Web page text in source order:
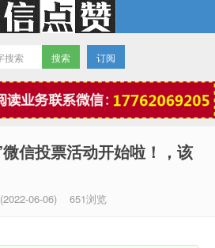
订阅
信投票活动开始啦！，该
06-06) 651浏览